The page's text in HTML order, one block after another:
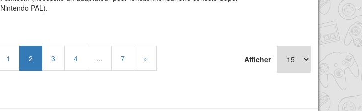
Nintendo PAL).
1 2 3 4 ... 7 » Afficher